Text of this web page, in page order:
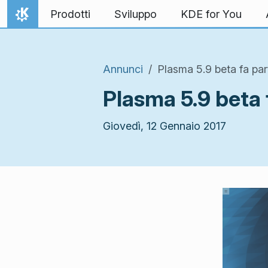
Passa al contenuto
Pagina iniziale
Prodotti Sviluppo KDE for You
Annunci Plasma 5.9 beta fa
Plasma 5.9
Giovedì, 12 Gennaio 2017